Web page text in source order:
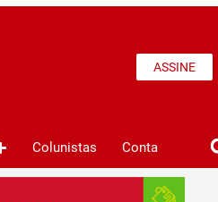
ASSINE
Colunistas Conta